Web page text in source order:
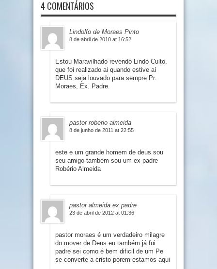
4 COMENTÁRIOS
Lindolfo de Moraes Pinto
8 de abril de 2010 at 16:52
Estou Maravilhado revendo Lindo Culto,
que foi realizado ai quando estive aí
DEUS seja louvado para sempre Pr.
Moraes, Ex. Padre.
pastor roberio almeida
8 de junho de 2011 at 22:55
este e um grande homem de deus sou
seu amigo também sou um ex padre
Robério Almeida
pastor almeida.ex padre
23 de abril de 2012 at 01:36
pastor moraes é um verdadeiro milagre
do mover de Deus eu também já fui
padre sei como é bem dificil de um Pe
se converte a cristo porem estamos aqui